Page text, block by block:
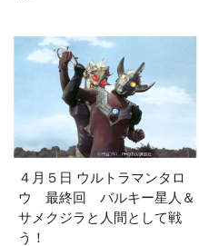
４月５日 ウルトラマンタロ
ウ 最終回 バルキー星人＆
サメクジラと人間として戦
う！